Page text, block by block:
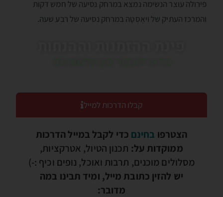
פירולה עוצר הנשימה נמצא במרחק נסיעה של חמש דקות
והמרכז העתיק של ויאֶסְטָה במרחק נסיעה של רבע שעה.
קבלו הדרכות למייל
הצטרפו בחינם כדי לקבל במייל הדרכות
ממוקדות על: תכנון הטיול, אטרקציות,
מסלולים מוכנים, תרבות ואוכל, נופים וכיף :-)
יש להזין כתובת מייל, ומיד תבינו במה
מדובר: